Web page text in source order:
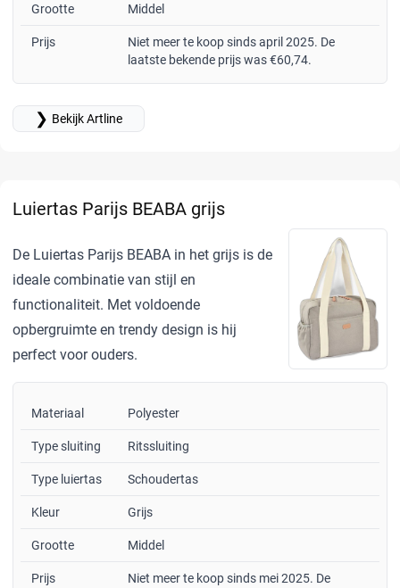
Grootte Middel
Prijs
Niet meer te koop sinds april 2025. De
laatste bekende prijs was €60,74.
❯ Bekijk Artline
Luiertas Parijs BEABA grijs
De Luiertas Parijs BEABA in het grijs is de
ideale combinatie van stijl en
functionaliteit. Met voldoende
opbergruimte en trendy design is hij
perfect voor ouders.
Materiaal Polyester
Type sluiting Ritssluiting
Type luiertas Schoudertas
Kleur Grijs
Grootte Middel
Prijs
Niet meer te koop sinds mei 2025. De